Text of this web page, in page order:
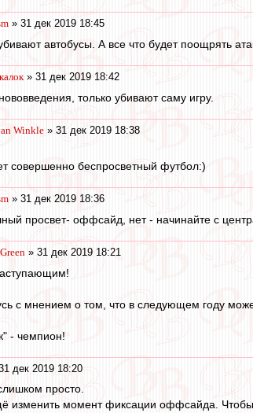
» 31 дек 2019 18:45
автобусы. А все что будет поощрять
» 31 дек 2019 18:42
только убивают саму игру.
Winkle » 31 дек 2019 18:38
совершенно беспросветный футбол:)
» 31 дек 2019 18:36
просвет- оффсайд, нет - начинайте с
» 31 дек 2019 18:21
с мнением о том, что в следующем году
- чемпион!
дек 2019 18:20
просто.
изменить момент фиксации оффсайда.